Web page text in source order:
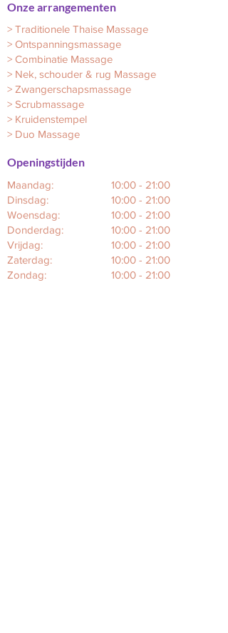
Onze arrangementen
> Traditionele Thaise Massage
> Ontspanningsmassage
> Combinatie Massage
> Nek, schouder & rug Massage
> Zwangerschapsmassage
> Scrubmassage
> Kruidenstempel
> Duo Massage
Openingstijden
Maandag:
Dinsdag:
Woensdag:
Donderdag:
Vrijdag:
Zaterdag:
Zondag:
10:00 - 21:00
10:00 - 21:00
10:00 - 21:00
10:00 - 21:00
10:00 - 21:00
10:00 - 21:00
10:00 - 21:00